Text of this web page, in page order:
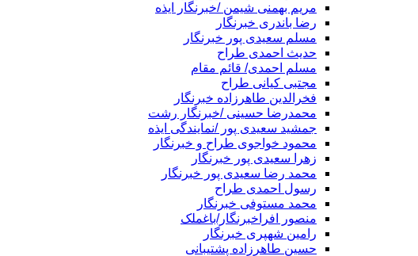
مریم بهمنی شیمن /خبرنگار ایذه
رضا باندری خبرنگار
مسلم سعیدی پور خبرنگار
حدیث احمدی طراح
مسلم احمدی/ قائم مقام
مجتبی کیانی طراح
فخرالدین طاهرزاده خبرنگار
محمدرضا حسینی /خبرنگار رشت
جمشید سعیدی پور /نمایندگی ایذه
محمود خواجوی طراح و خبرنگار
زهرا سعیدی پور خبرنگار
محمد رضا سعیدی پور خبرنگار
رسول احمدی طراح
محمد مستوفی خبرنگار
منصور افراخبرنگار/باغملک
رامین شهپری خبرنگار
حسین طاهرزاده پشتیبانی